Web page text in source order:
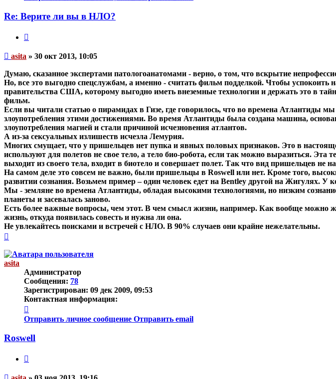
пользователя
Re: Верите ли вы в НЛО?
Непрочитанное
asita » 30 окт 2013, 10:05
Думаю, сказанное экспертами патологоанатомами - верно, о том, что вскрытие
Но, все это выгодно спецслужбам, а именно - считать фильм подделкой. Чтобы успокоить
правительства США, которому выгодно иметь внеземные технологии и держать это в
фильм.
Если вы читали статью о пирамидах в Гизе, где говорилось, что во времена Атлантиды
злоупотребления этими достижениями. Во время Атлантиды была создана машина,
злоупотребления магией и стали причиной исчезновения атлантов.
А из-за сексуальных излишеств исчезла Лемурия.
Многих смущает, что у пришельцев нет пупка и явных половых признаков. Это в
используют для полетов не свое тело, а тело био-робота, если так можно выразиться.
выходит из своего тела, входит в биотело и совершает полет. Так что вид пришельцев
На самом деле это совсем не важно, были пришельцы в Roswell или нет. Кроме того,
развитии сознания. Возьмем пример – один человек едет на Bentley другой на Жигулях. У
Мы - земляне во времена Атлантиды, обладая высокими технологиями, но низким
планеты и засевалась заново.
Есть более важные вопросы, чем этот. В чем смысл жизни, например. Как вообще можно
жизнь, откуда появилась совесть и нужна ли она.
Не увлекайтесь поисками и встречей с НЛО. В 90% случаев они крайне нежелательны.
началу
asita
Администратор
Сообщения: 78
Зарегистрирован: 09 дек 2009, 09:53
Контактная информация:
информация
пользователя
asita
Отправить личное сообщение Отправить email
Roswell
Непрочитанное